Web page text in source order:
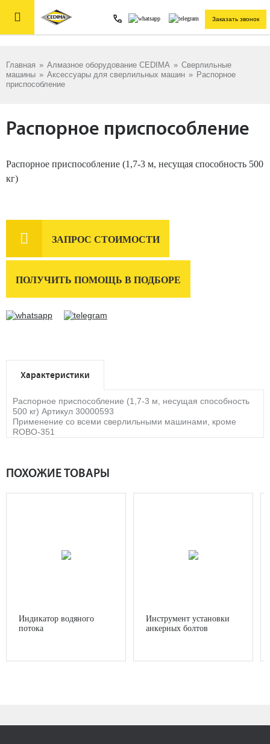
 Заказать звонок
Главная » Алмазное оборудование CEDIMA » Сверлильные
машины » Аксессуары для сверлильных машин » Распорное
приспособление
Распорное приспособление
Распорное приспособление (1,7-3 м, несущая способность 500
кг)
 ЗАПРОС СТОИМОСТИ
ПОЛУЧИТЬ ПОМОЩЬ В ПОДБОРЕ
Характеристики
Распорное приспособление (1,7-3 м, несущая способность
500 кг) Артикул 30000593
Применение со всеми сверлильными машинами, кроме
ROBO-351
ПОХОЖИЕ ТОВАРЫ
Индикатор водяного
потока
Инструмент установки
анкерных болтов